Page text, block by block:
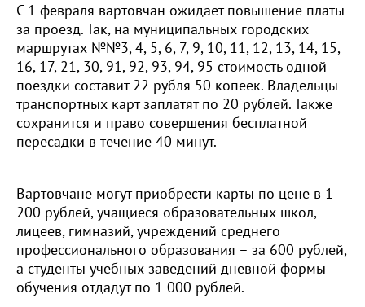
С 1 февраля вартовчан ожидает повышение платы
за проезд. Так, на муниципальных городских
маршрутах №№3, 4, 5, 6, 7, 9, 10, 11, 12, 13, 14, 15,
16, 17, 21, 30, 91, 92, 93, 94, 95 стоимость одной
поездки составит 22 рубля 50 копеек. Владельцы
транспортных карт заплатят по 20 рублей. Также
сохранится и право совершения бесплатной
пересадки в течение 40 минут.
Вартовчане могут приобрести карты по цене в 1
200 рублей, учащиеся образовательных школ,
лицеев, гимназий, учреждений среднего
профессионального образования – за 600 рублей,
а студенты учебных заведений дневной формы
обучения отдадут по 1 000 рублей.